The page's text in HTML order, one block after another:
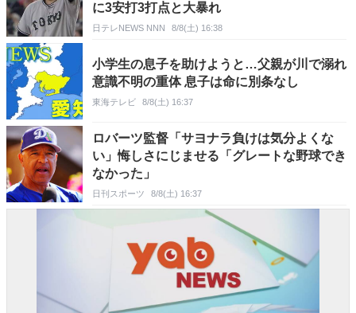
に3安打3打点と大暴れ
日テレNEWS NNN 8/8(土) 16:38
小学生の息子を助けようと…父親が川で溺れ
意識不明の重体 息子は命に別条なし
東海テレビ 8/8(土) 16:37
ロバーツ監督「サヨナラ負けは気分よくな
い」悔しさにじませる「グレートな野球でき
なかった」
日刊スポーツ 8/8(土) 16:37